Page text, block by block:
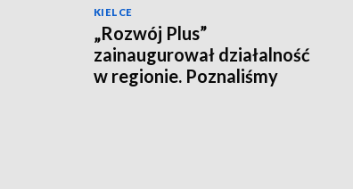
KIELCE
„Rozwój Plus”
zainaugurował działalność
w regionie. Poznaliśmy